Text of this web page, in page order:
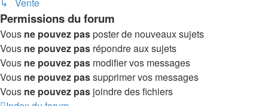
Permissions du forum
Vous ne pouvez pasposter de nouveaux sujets
Vous ne pouvez pas répondre aux sujets
Vous ne pouvez pas modifier vos messages
Vous ne pouvez passupprimer vos messages
Vous ne pouvez pas joindre des fichiers